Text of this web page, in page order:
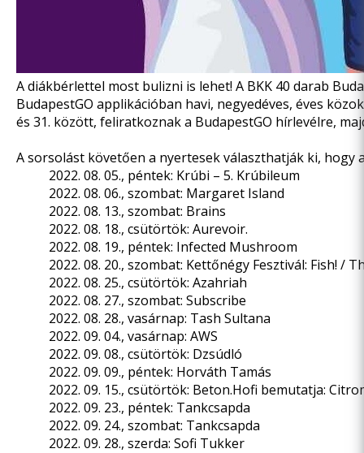
A diákbérlettel most bulizni is lehet! A BKK 40 darab
BudapestGO applikációban havi, negyedéves, éves
és 31. között, feliratkoznak a BudapestGO hírlevélre,
A sorsolást követően a nyertesek választhatják ki,
2022. 08. 05., péntek: Krúbi – 5. Krúbileum
2022. 08. 06., szombat: Margaret Island
2022. 08. 13., szombat: Brains
2022. 08. 18., csütörtök: Aurevoir.
2022. 08. 19., péntek: Infected Mushroom
2022. 08. 20., szombat: Kettőnégy Fesztivál: Fish! /
2022. 08. 25., csütörtök: Azahriah
2022. 08. 27., szombat: Subscribe
2022. 08. 28., vasárnap: Tash Sultana
2022. 09. 04., vasárnap: AWS
2022. 09. 08., csütörtök: Dzsúdló
2022. 09. 09., péntek: Horváth Tamás
2022. 09. 15., csütörtök: Beton.Hofi bemutatja:
2022. 09. 23., péntek: Tankcsapda
2022. 09. 24., szombat: Tankcsapda
2022. 09. 28., szerda: Sofi Tukker